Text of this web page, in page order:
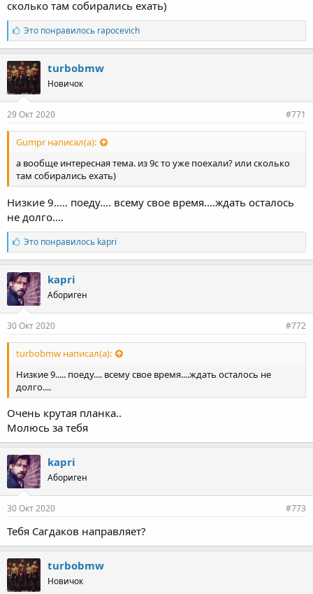
сколько там собирались ехать)
Л
а
й
к
и
:
Это понравилось rapocevich
turbobmw
Новичок
29 Окт 2020 #771
Gumpr написал(а):
а вообще интересная тема. из 9с то уже поехали? или сколько
там собирались ехать)
Низкие 9..... поеду.... всему свое время....ждать осталось
не долго....
Л
а
й
к
и
:
Это понравилось kapri
kapri
Абориген
30 Окт 2020 #772
turbobmw написал(а):
Низкие 9..... поеду.... всему свое время....ждать осталось не
долго....
Очень крутая планка..
Молюсь за тебя
kapri
Абориген
30 Окт 2020 #773
Тебя Сагдаков направляет?
turbobmw
Новичок